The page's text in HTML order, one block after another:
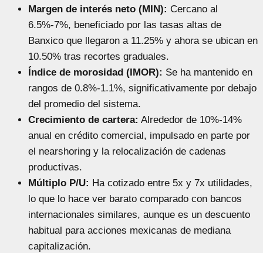
Margen de interés neto (MIN): Cercano al
6.5%-7%, beneficiado por las tasas altas de
Banxico que llegaron a 11.25% y ahora se ubican en
10.50% tras recortes graduales.
Índice de morosidad (IMOR): Se ha mantenido en
rangos de 0.8%-1.1%, significativamente por debajo
del promedio del sistema.
Crecimiento de cartera: Alrededor de 10%-14%
anual en crédito comercial, impulsado en parte por
el nearshoring y la relocalización de cadenas
productivas.
Múltiplo P/U: Ha cotizado entre 5x y 7x utilidades,
lo que lo hace ver barato comparado con bancos
internacionales similares, aunque es un descuento
habitual para acciones mexicanas de mediana
capitalización.